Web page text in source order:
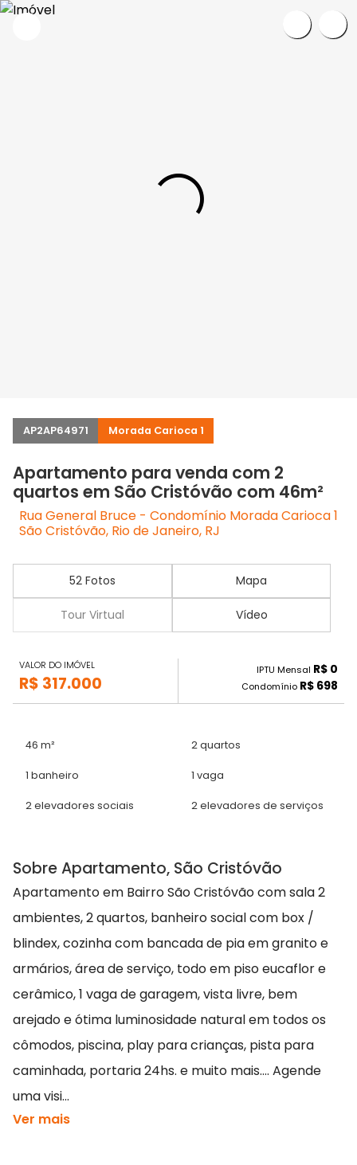
AP2AP64971 Morada Carioca 1
Apartamento para venda com 2
quartos em São Cristóvão com 46m²
Rua General Bruce - Condomínio Morada Carioca 1
São Cristóvão, Rio de Janeiro, RJ
52 Fotos Mapa
Tour Virtual Vídeo
VALOR DO IMÓVEL
R$ 317.000
IPTU Mensal R$ 0
Condomínio R$ 698
46 m² 2 quartos
1 banheiro 1 vaga
2 elevadores sociais 2 elevadores de serviços
Sobre Apartamento, São Cristóvão
Apartamento em Bairro São Cristóvão com sala 2
ambientes, 2 quartos, banheiro social com box /
blindex, cozinha com bancada de pia em granito e
armários, área de serviço, todo em piso eucaflor e
cerâmico, 1 vaga de garagem, vista livre, bem
arejado e ótima luminosidade natural em todos os
cômodos, piscina, play para crianças, pista para
caminhada, portaria 24hs. e muito mais.... Agende
uma visi...
Ver mais